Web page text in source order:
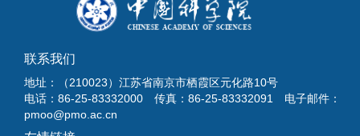
联系我们
地址：（210023）江苏省南京市栖霞区元化路10号
电话：86-25-83332000 传真：86-25-83332091 电子邮件：
pmoo@pmo.ac.cn